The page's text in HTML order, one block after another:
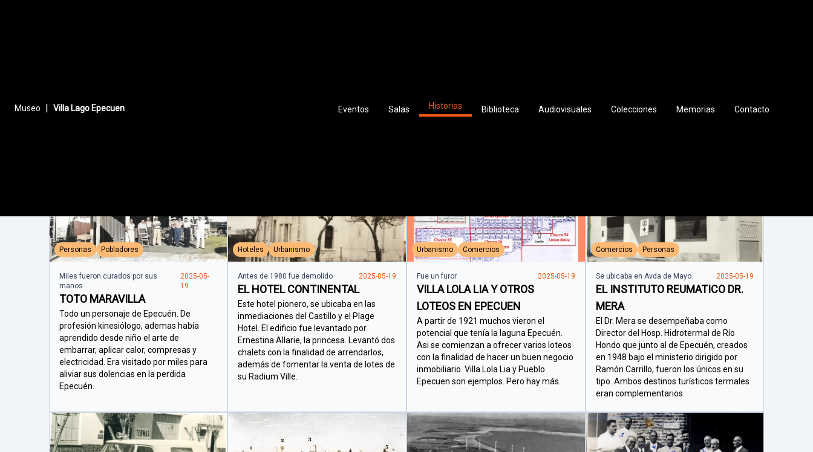
Museo Villa Lago Epecuen Eventos Salas Historias Biblioteca Audiovisuales Colecciones Memorias Contacto
Balnearios Colectividades Hoteles Deportes Personas
Urbanismo
Personas Pobladores
Miles fueron curados por sus
manos
2025-05-
19
TOTO MARAVILLA
Todo un personaje de Epecuén. De
profesión kinesiólogo, ademas había
aprendido desde niño el arte de
embarrar, aplicar calor, compresas y
electricidad. Era visitado por miles para
aliviar sus dolencias en la perdida
Epecuén.
Hoteles Urbanismo
Antes de 1980 fue demolido 2025-05-19
EL HOTEL CONTINENTAL
Este hotel pionero, se ubicaba en las
inmediaciones del Castillo y el Plage
Hotel. El edificio fue levantado por
Ernestina Allarie, la princesa. Levantó dos
chalets con la finalidad de arrendarlos,
además de fomentar la venta de lotes de
su Radium Ville.
Urbanismo Comercios
Fue un furor 2025-05-19
VILLA LOLA LIA Y OTROS
LOTEOS EN EPECUEN
A partir de 1921 muchos vieron el
potencial que tenía la laguna Epecuén.
Asi se comienzan a ofrecer varios loteos
con la finalidad de hacer un buen negocio
inmobiliario. Villa Lola Lia y Pueblo
Epecuen son ejemplos. Pero hay más.
Comercios Personas
Se ubicaba en Avda de Mayo. 2025-05-19
EL INSTITUTO REUMATICO DR.
MERA
El Dr. Mera se desempeñaba como
Director del Hosp. Hidrotermal de Río
Hondo que junto al de Epecuén, creados
en 1948 bajo el ministerio dirigido por
Ramón Carrillo, fueron los únicos en su
tipo. Ambos destinos turísticos termales
eran complementarios.